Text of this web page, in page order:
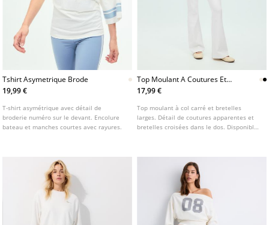
Tshirt Asymetrique Brode
19,99 €
T-shirt asymétrique avec détail de
broderie numéro sur le devant. Encolure
bateau et manches courtes avec rayures.
Top Moulant A Coutures Et
Bretelles Larges
17,99 €
Top moulant à col carré et bretelles
larges. Détail de coutures apparentes et
bretelles croisées dans le dos. Disponible